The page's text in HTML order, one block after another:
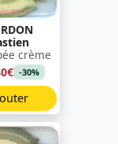
crème
-30%